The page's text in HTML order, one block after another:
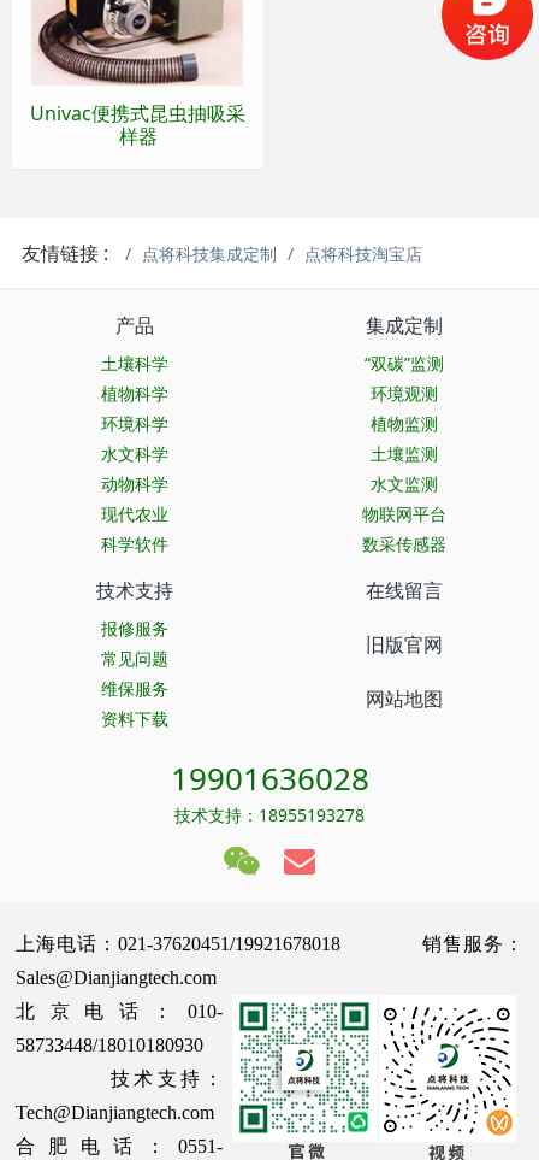
Univac便携式昆虫抽吸采
样器
友情链接 : 点将科技集成定制 点将科技淘宝店
产品
土壤科学
植物科学
环境科学
水文科学
动物科学
现代农业
科学软件
集成定制
“双碳”监测
环境观测
植物监测
土壤监测
水文监测
物联网平台
数采传感器
技术支持
报修服务
常见问题
维保服务
资料下载
在线留言
旧版官网
网站地图
19901636028
技术支持：18955193278
上海电话：021-37620451/19921678018 销售服务：
Sales@Dianjiangtech.com
北京电话：010-
58733448/18010180930
技术支持：
Tech@Dianjiangtech.com
合肥电话：0551-